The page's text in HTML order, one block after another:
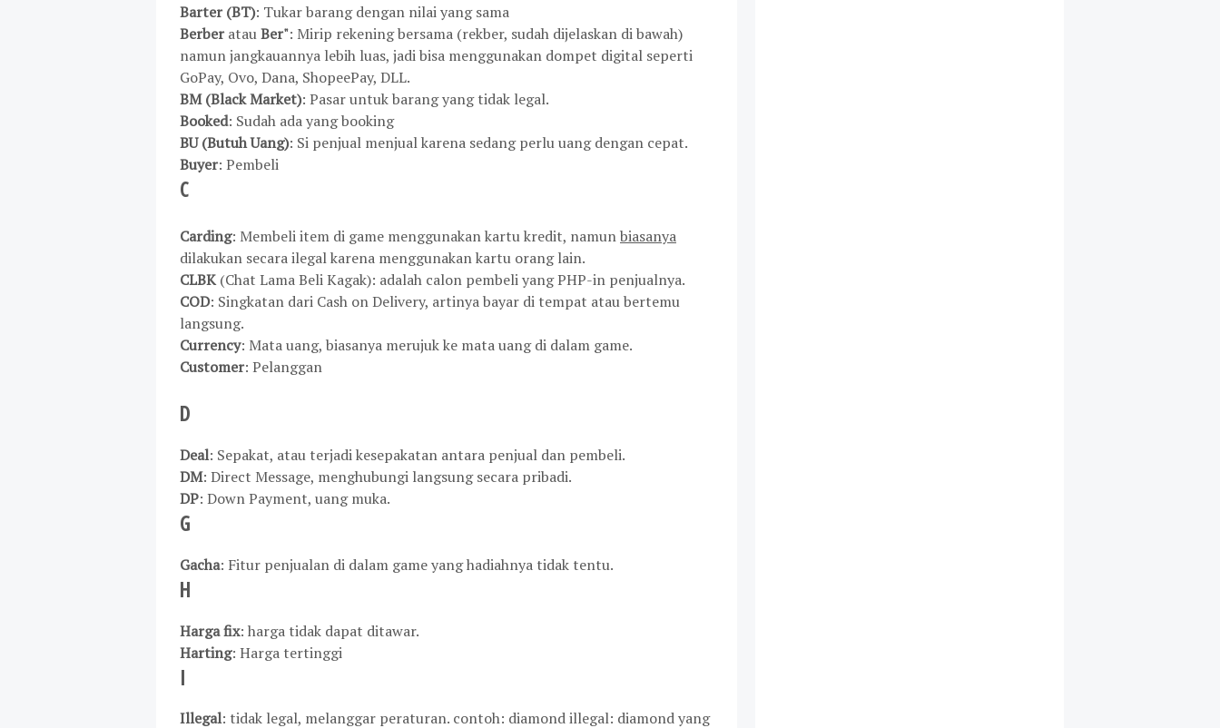
Barter (BT): Tukar barang dengan nilai yang sama
BerberatauBer": Mirip rekening bersama (rekber, sudah dijelaskan di bawah)
namun jangkauannya lebih luas, jadi bisa menggunakan dompet digital seperti
GoPay, Ovo, Dana, ShopeePay, DLL.
BM (Black Market): Pasar untuk barang yang tidak legal.
Booked: Sudah ada yang booking
BU (Butuh Uang): Si penjual menjual karena sedang perlu uang dengan cepat.
Buyer: Pembeli
C
Carding: Membeli item di game menggunakan kartu kredit, namunbiasanya
dilakukan secara ilegal karena menggunakan kartu orang lain.
CLBK(Chat Lama Beli Kagak): adalah calon pembeli yang PHP-in penjualnya.
COD: Singkatan dari Cash on Delivery, artinya bayar di tempat atau bertemu
langsung.
Currency: Mata uang, biasanya merujuk ke mata uang di dalam game.
Customer: Pelanggan
D
Deal: Sepakat, atau terjadi kesepakatan antara penjual dan pembeli.
DM: Direct Message, menghubungi langsung secara pribadi.
DP: Down Payment, uang muka.
G
Gacha: Fitur penjualan di dalam game yang hadiahnya tidak tentu.
H
Harga fix: harga tidak dapat ditawar.
Harting: Harga tertinggi
I
Illegal: tidak legal, melanggar peraturan. contoh: diamond illegal: diamond yang